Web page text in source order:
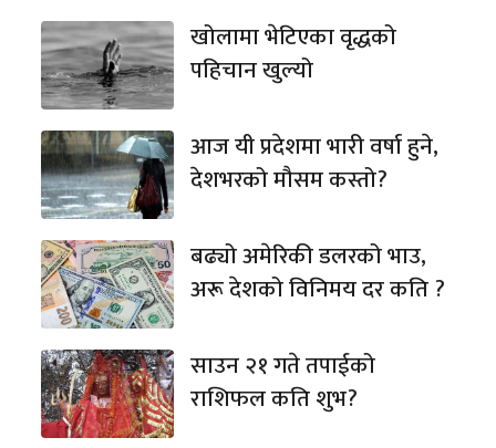
खोलामा भेटिएका वृद्धको
पहिचान खुल्यो
आज यी प्रदेशमा भारी वर्षा हुने,
देशभरको मौसम कस्तो?
बढ्यो अमेरिकी डलरको भाउ,
अरू देशको विनिमय दर कति ?
साउन २१ गते तपाईको
राशिफल कति शुभ?